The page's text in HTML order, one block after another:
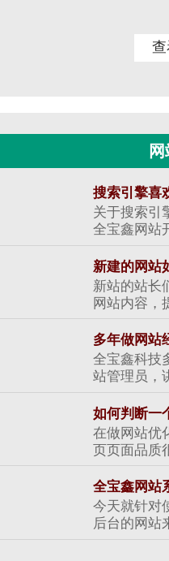
查
搜索引擎喜
关于搜索引
全宝鑫网站
新建的网站
新站的站长
网站内容，
多年做网站
全宝鑫科技
站管理员，
如何判断一
在做网站优
页页面品质
全宝鑫网站
今天就针对
后台的网站